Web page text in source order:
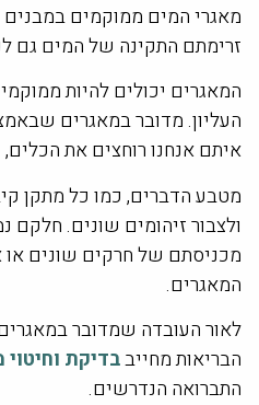
זרימתם התקינה של המים גם
המאגרים יכולים להיות
העליון. מדובר במאגרים
איתם אנחנו רוחצים את
מטבע הדברים, כמו כל מתקן
ולצבור זיהומים שונים.
מכניסתם של חרקים שונים או
המאגרים.
לאור העובדה שמדובר
הבריאות מחייבבדיקת
התברואה הנדרשים.